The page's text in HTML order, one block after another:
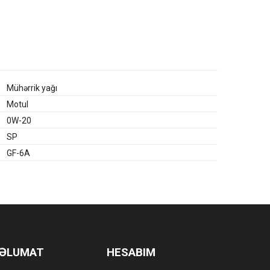
Mühərrik yağı
Motul
0W-20
SP
GF-6A
HESABIM